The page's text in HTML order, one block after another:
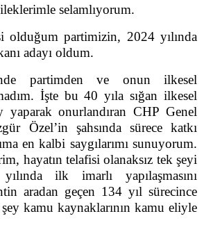
selamlıyorum.
olduğum partimizin, 2024 yılında
adayı oldum.
partimden ve onun ilkesel
İşte bu 40 yıla sığan ilkesel
yaparak onurlandıran CHP Genel
Özel’in şahsında sürece katkı
en kalbi saygılarımı sunuyorum.
hayatın telafisi olanaksız tek şeyi
ilk imarlı yapılaşmasını
aradan geçen 134 yıl sürecince
kamu kaynaklarının kamu eliyle